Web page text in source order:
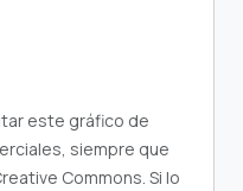
este gráfico de
siempre que
Commons. Si lo